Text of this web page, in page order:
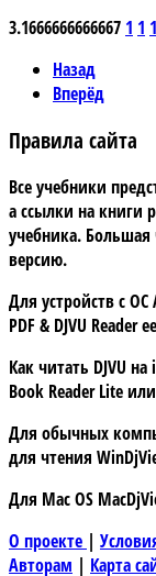
3.1666666666667 1 1 1
Назад
Вперёд
Правила сайта
Все учебники
а ссылки на книги
учебника. Большая
версию.
Для устройств сОС
PDF & DJVU Reader
Как читать DJVU на
Book Reader Liteили
Для обычных
для чтения
Для Mac OS
О проекте |
Авторам | Карта